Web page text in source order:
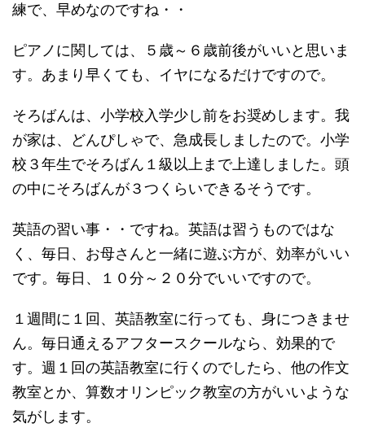
練で、早めなのですね・・
ピアノに関しては、５歳～６歳前後がいいと思いま
す。あまり早くても、イヤになるだけですので。
そろばんは、小学校入学少し前をお奨めします。我
が家は、どんぴしゃで、急成長しましたので。小学
校３年生でそろばん１級以上まで上達しました。頭
の中にそろばんが３つくらいできるそうです。
英語の習い事・・ですね。英語は習うものではな
く、毎日、お母さんと一緒に遊ぶ方が、効率がいい
です。毎日、１０分～２０分でいいですので。
１週間に１回、英語教室に行っても、身につきませ
ん。毎日通えるアフタースクールなら、効果的で
す。週１回の英語教室に行くのでしたら、他の作文
教室とか、算数オリンピック教室の方がいいような
気がします。